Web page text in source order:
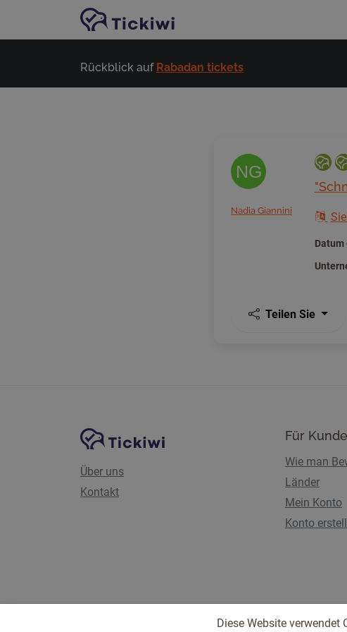
Zum Hauptinhalt springen
Rückblick auf Rabadan tickets
NG
Nadia Giannini
Datum
Teilen Sie
Website-NavigationTickiwi-Plattform
Über uns
Kontakt
Für
Wie man
Länder
Mein Konto
Konto
Diese Website verwendet